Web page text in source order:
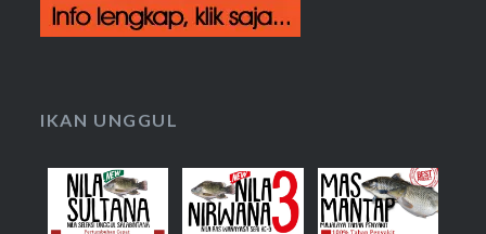
IKAN UNGGUL